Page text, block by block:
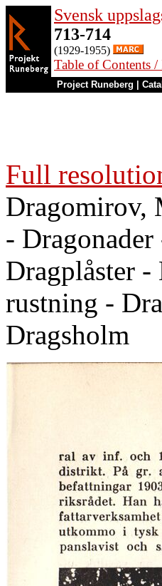
Svensk
713-714
(1929-1955)
Table of Contents /
Project Runeberg
Full
Dragomirov,
-
Dragplåster -
rustning -
Dragsholm